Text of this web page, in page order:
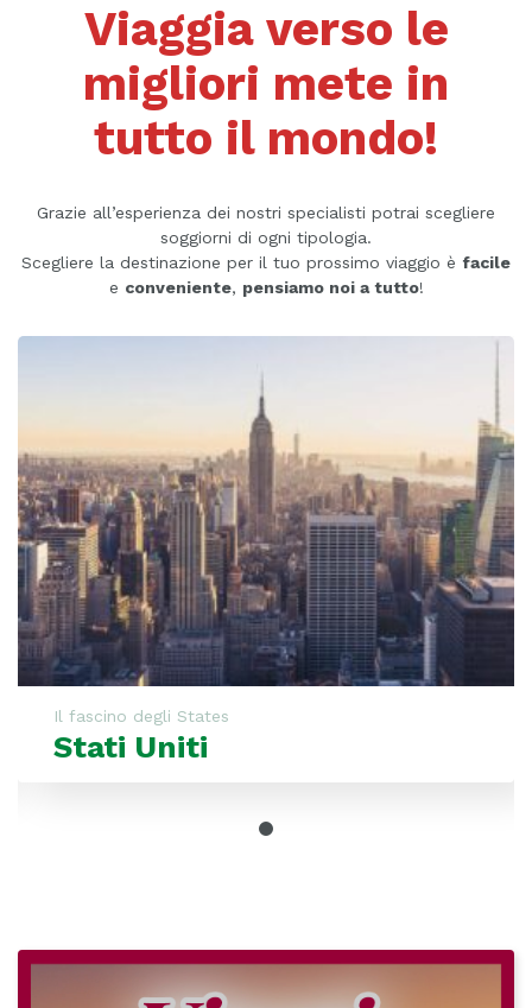
Viaggia verso le
migliori mete in
tutto il mondo!
Grazie all’esperienza dei nostri specialisti potrai scegliere
soggiorni di ogni tipologia.
Scegliere la destinazione per il tuo prossimo viaggio è facile
e conveniente, pensiamo noi a tutto!
Il fascino degli States
Stati Uniti